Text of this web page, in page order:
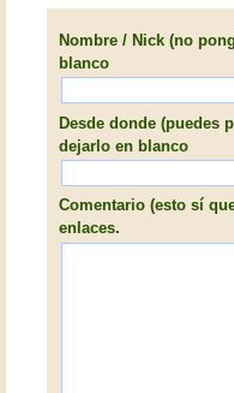
Nombre / Nick (no
blanco
Desde donde (puedes
dejarlo en blanco
Comentario (esto sí
enlaces.